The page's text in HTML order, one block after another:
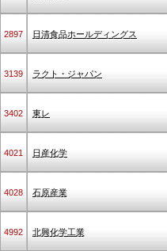
2897 日清食品ホールディングス
3139 ラクト・ジャパン
3402 東レ
4021 日産化学
4028 石原産業
4992 北興化学工業